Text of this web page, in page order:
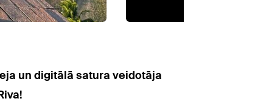
un digitālā satura veidotāja